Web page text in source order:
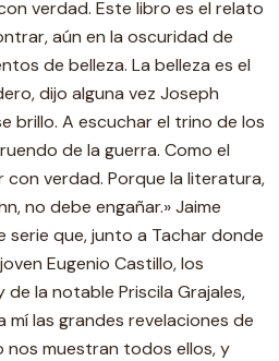
verdad. Este libro es el relato
aún en la oscuridad de
de belleza. La belleza es el
dijo alguna vez Joseph
brillo. A escuchar el trino de los
de la guerra. Como el
verdad. Porque la literatura,
no debe engañar.» Jaime
serie que, junto a Tachar donde
Eugenio Castillo, los
la notable Priscila Grajales,
las grandes revelaciones de
nos muestran todos ellos, y